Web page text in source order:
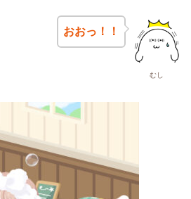
むし
おおっ！！